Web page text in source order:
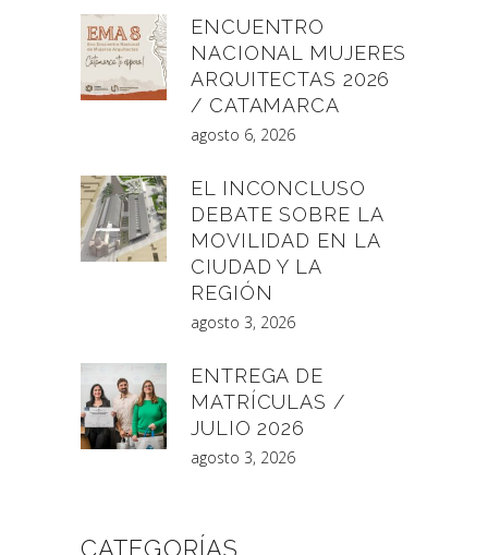
ENCUENTRO
NACIONAL MUJERES
ARQUITECTAS 2026
/ CATAMARCA
agosto 6, 2026
EL INCONCLUSO
DEBATE SOBRE LA
MOVILIDAD EN LA
CIUDAD Y LA
REGIÓN
agosto 3, 2026
ENTREGA DE
MATRÍCULAS /
JULIO 2026
agosto 3, 2026
CATEGORÍAS